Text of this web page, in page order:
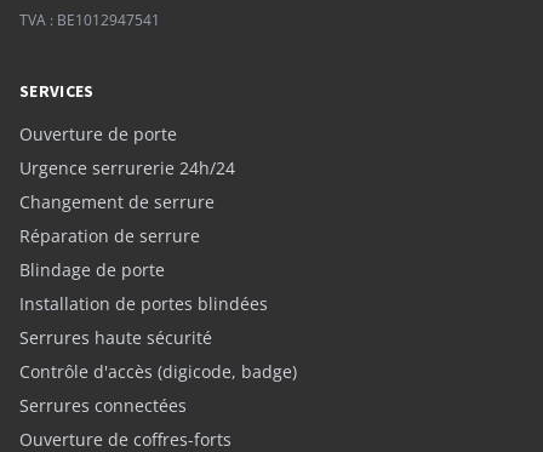
TVA : BE1012947541
SERVICES
Ouverture de porte
Urgence serrurerie 24h/24
Changement de serrure
Réparation de serrure
Blindage de porte
Installation de portes blindées
Serrures haute sécurité
Contrôle d'accès (digicode, badge)
Serrures connectées
Ouverture de coffres-forts